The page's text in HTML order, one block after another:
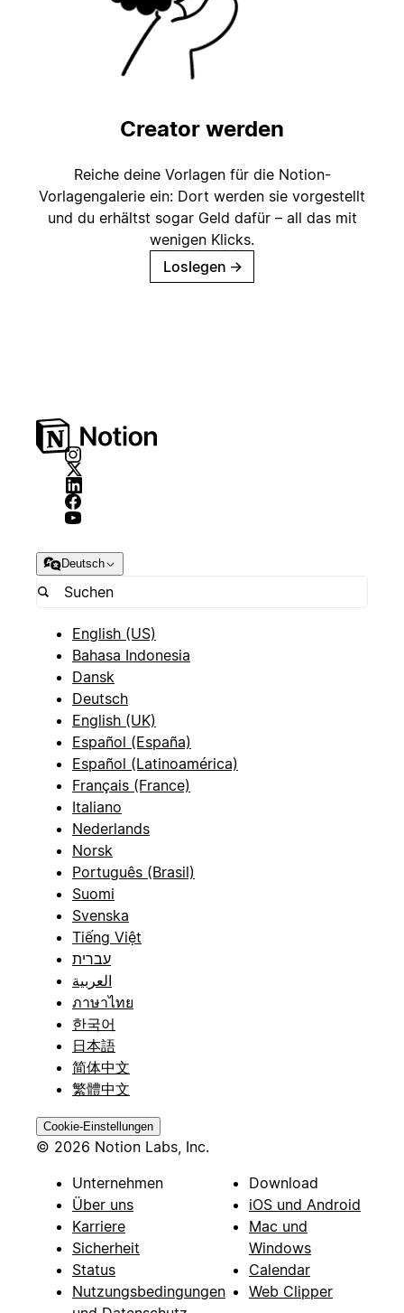
Creator werden
Reiche deine Vorlagen für die Notion-
Vorlagengalerie ein: Dort werden sie vorgestellt
und du erhältst sogar Geld dafür – all das mit
wenigen Klicks.
Loslegen →
Deutsch
English (US)
Bahasa Indonesia
Dansk
Deutsch
English (UK)
Español (España)
Español (Latinoamérica)
Français (France)
Italiano
Nederlands
Norsk
Português (Brasil)
Suomi
Svenska
Tiếng Việt
עברית
العربية
ภาษาไทย
한국어
日本語
简体中文
繁體中文
Cookie-Einstellungen
© 2026 Notion Labs, Inc.
Unternehmen
Über uns
Karriere
Sicherheit
Status
Nutzungsbedingungen
Download
iOS und Android
Mac und
Windows
Calendar
Web Clipper